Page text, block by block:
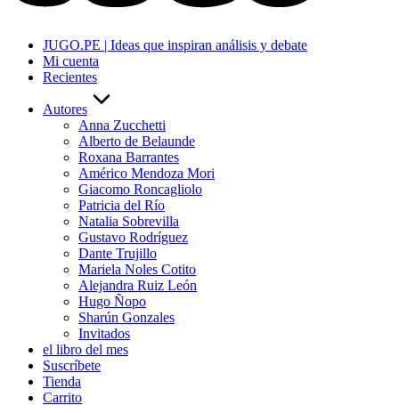
JUGO.PE | Ideas que inspiran análisis y debate
Mi cuenta
Recientes
Autores
Anna Zucchetti
Alberto de Belaunde
Roxana Barrantes
Américo Mendoza Mori
Giacomo Roncagliolo
Patricia del Río
Natalia Sobrevilla
Gustavo Rodríguez
Dante Trujillo
Mariela Noles Cotito
Alejandra Ruiz León
Hugo Ñopo
Sharún Gonzales
Invitados
el libro del mes
Suscríbete
Tienda
Carrito